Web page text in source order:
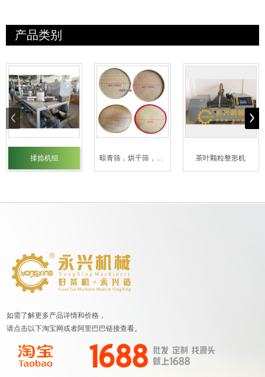
产品类别
揉捻机组 茶叶颗粒整形机
如需了解更多产品详情和价格，
请点击以下淘宝网或者阿里巴巴链接查看。